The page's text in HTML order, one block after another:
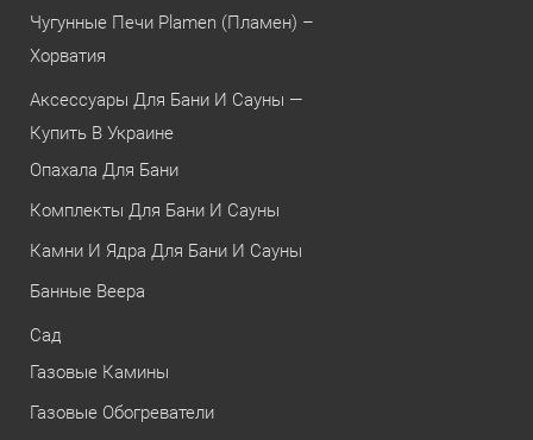
Чугунные Печи Plamen (Пламен) –
Хорватия
Аксессуары Для Бани И Сауны —
Купить В Украине
Опахала Для Бани
Комплекты Для Бани И Сауны
Камни И Ядра Для Бани И Сауны
Банные Веера
Сад
Газовые Камины
Газовые Обогреватели